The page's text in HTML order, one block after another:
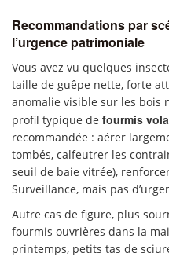
Recommandations par
l’urgence patrimoniale
Vous avez vu quelques
taille de guêpe nette, forte
anomalie visible sur les bois
profil typique de fourmis
recommandée : aérer
tombés, calfeutrer les
seuil de baie vitrée),
Surveillance, mais pas
Autre cas de figure, plus
fourmis ouvrières dans la
printemps, petits tas de